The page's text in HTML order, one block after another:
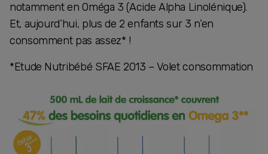
notamment en Oméga 3 (Acide Alpha Linolénique).
Et, aujourd’hui, plus de 2 enfants sur 3 n’en
consomment pas assez* !
*Etude Nutribébé SFAE 2013 – Volet consommation